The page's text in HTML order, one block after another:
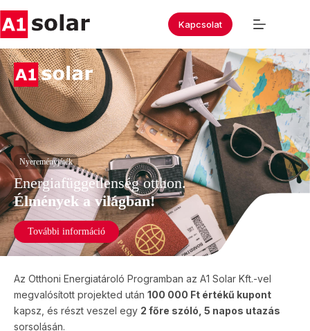
Kapcsolat
Nyereményjáték
Energiafüggetlenség otthon.
Élmények a világban!
További információ
Az Otthoni Energiatároló Programban az A1 Solar Kft.-vel
megvalósított projekted után 100 000 Ft értékű kupont
kapsz, és részt veszel egy 2 főre szóló, 5 napos utazás
sorsolásán.